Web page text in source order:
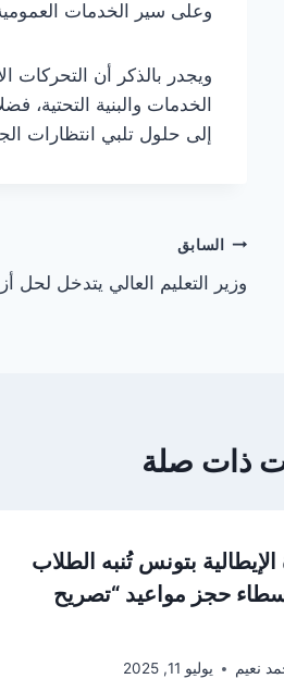
وعلى سير الخدمات
ويجدر بالذكر أن
الخدمات والبنية التحتية،
إلى حلول تلبي انتظارات
تصفّح
المقالات
السابق
وزير التعليم العالي يتدخل لحل
ذات صلة
الإيطالية بتونس تُنبه الطلاب
حجز مواعيد “تصريح
نعيم يوليو 11, 2025